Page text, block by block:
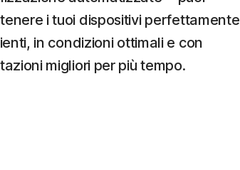
i tuoi dispositivi perfettamente
in condizioni ottimali e con
migliori per più tempo.